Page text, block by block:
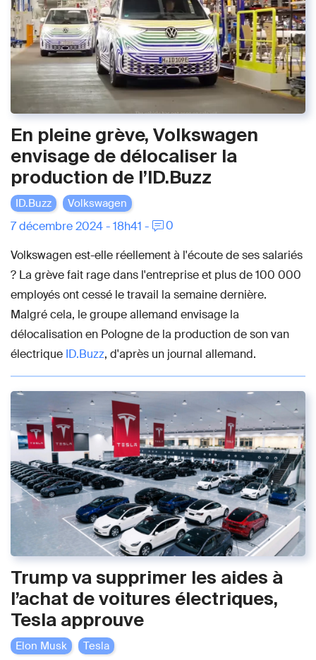
En pleine grève, Volkswagen
envisage de délocaliser la
production de l’ID.Buzz
ID.Buzz Volkswagen
7 décembre 2024 - 18h41 -
0
Volkswagen est-elle réellement à l'écoute de ses salariés
? La grève fait rage dans l'entreprise et plus de 100 000
employés ont cessé le travail la semaine dernière.
Malgré cela, le groupe allemand envisage la
délocalisation en Pologne de la production de son van
électrique ID.Buzz, d'après un journal allemand.
Trump va supprimer les aides à
l’achat de voitures électriques,
Tesla approuve
Elon Musk Tesla